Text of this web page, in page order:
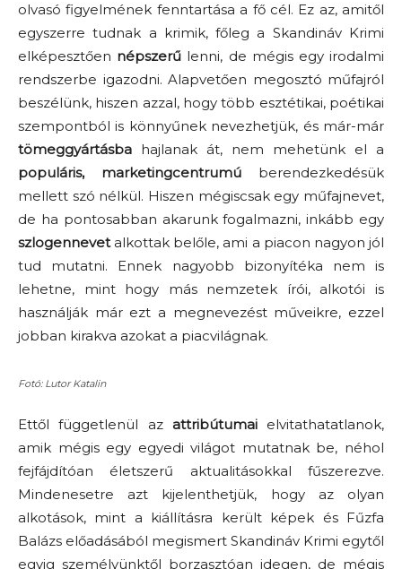
olvasó figyelmének fenntartása a fő cél. Ez az, amitől
egyszerre tudnak a krimik, főleg a Skandináv Krimi
elképesztően népszerű lenni, de mégis egy irodalmi
rendszerbe igazodni. Alapvetően megosztó műfajról
beszélünk, hiszen azzal, hogy több esztétikai, poétikai
szempontból is könnyűnek nevezhetjük, és már-már
tömeggyártásba hajlanak át, nem mehetünk el a
populáris, marketingcentrumú berendezkedésük
mellett szó nélkül. Hiszen mégiscsak egy műfajnevet,
de ha pontosabban akarunk fogalmazni, inkább egy
szlogennevetalkottak belőle, ami a piacon nagyon jól
tud mutatni. Ennek nagyobb bizonyítéka nem is
lehetne, mint hogy más nemzetek írói, alkotói is
használják már ezt a megnevezést műveikre, ezzel
jobban kirakva azokat a piacvilágnak.
Fotó: Lutor Katalin
Ettől függetlenül az attribútumaielvitathatatlanok,
amik mégis egy egyedi világot mutatnak be, néhol
fejfájdítóan életszerű aktualitásokkal fűszerezve.
Mindenesetre azt kijelenthetjük, hogy az olyan
alkotások, mint a kiállításra került képek és Fűzfa
Balázs előadásából megismert Skandináv Krimi egytől
egyig személyünktől borzasztóan idegen, de mégis